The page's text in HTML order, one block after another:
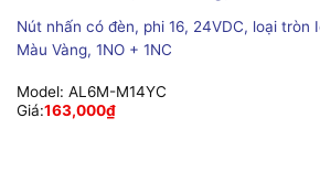
Nút nhấn có đèn, phi 16, 24VDC, loại tròn
Màu Vàng, 1NO + 1NC
Model: AL6M-M14YC
Giá:163,000₫